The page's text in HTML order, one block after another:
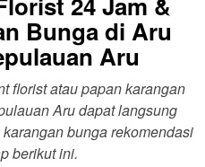
Bunga di Aru
Aru
florist atau papan karangan
Aru dapat langsung
bunga rekomendasi
berikut ini.